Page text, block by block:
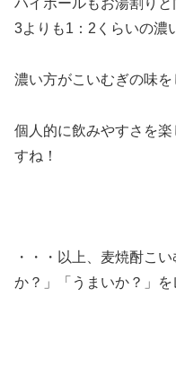
ハイボールもお湯割りと
3よりも1：2くらいの濃
濃い方がこいむぎの味を
個人的に飲みやすさを
すね！
・・・以上、麦焼酎こ
か？」「うまいか？」を